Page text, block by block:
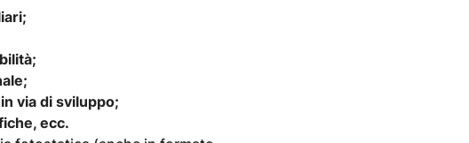
via di sviluppo;
ecc.